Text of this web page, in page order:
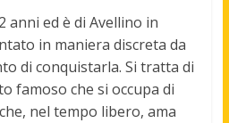
anni ed è di Avellino in
in maniera discreta da
di conquistarla. Si tratta di
famoso che si occupa di
nel tempo libero, ama